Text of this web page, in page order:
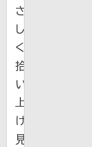
さ
し
く
拾
い
上
げ、
見